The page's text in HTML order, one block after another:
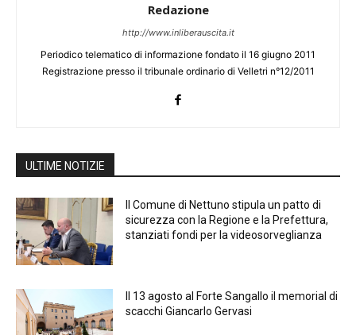
Redazione
http://www.inliberauscita.it
Periodico telematico di informazione fondato il 16 giugno 2011
Registrazione presso il tribunale ordinario di Velletri n°12/2011
ULTIME NOTIZIE
Il Comune di Nettuno stipula un patto di
sicurezza con la Regione e la Prefettura,
stanziati fondi per la videosorveglianza
Il 13 agosto al Forte Sangallo il memorial di
scacchi Giancarlo Gervasi